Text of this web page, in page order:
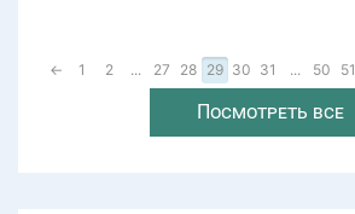
← 1 2 ... 27 28 29 30 31 ... 50 51
Посмотреть все